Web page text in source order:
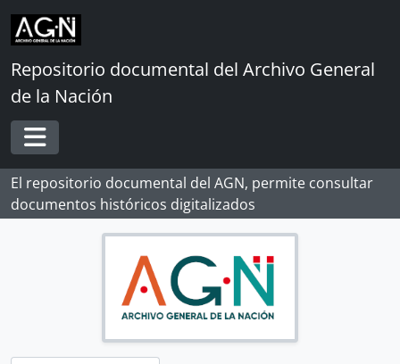
Skip to main content
Repositorio documental del Archivo General
de la Nación
Toggle navigation
El repositorio documental del AGN, permite consultar
documentos históricos digitalizados